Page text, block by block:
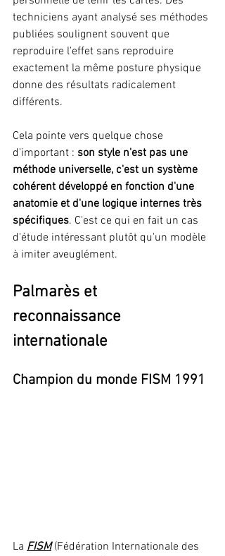
techniciens ayant analysé ses méthodes
publiées soulignent souvent que
reproduire l'effet sans reproduire
exactement la même posture physique
donne des résultats radicalement
différents.
Cela pointe vers quelque chose
d'important : son style n'est pas une
méthode universelle, c'est un système
cohérent développé en fonction d'une
anatomie et d'une logique internes très
spécifiques. C'est ce qui en fait un cas
d'étude intéressant plutôt qu'un modèle
à imiter aveuglément.
Palmarès et
reconnaissance
internationale
Champion du monde FISM 1991
La FISM (Fédération Internationale des